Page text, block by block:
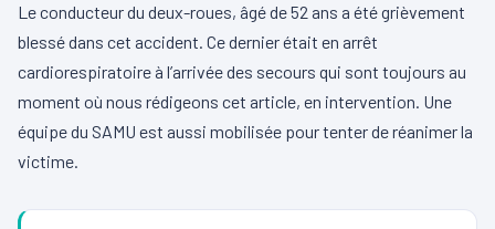
Le conducteur du deux-roues, âgé de 52 ans a été grièvement
blessé dans cet accident. Ce dernier était en arrêt
cardiorespiratoire à l’arrivée des secours qui sont toujours au
moment où nous rédigeons cet article, en intervention. Une
équipe du SAMU est aussi mobilisée pour tenter de réanimer la
victime.